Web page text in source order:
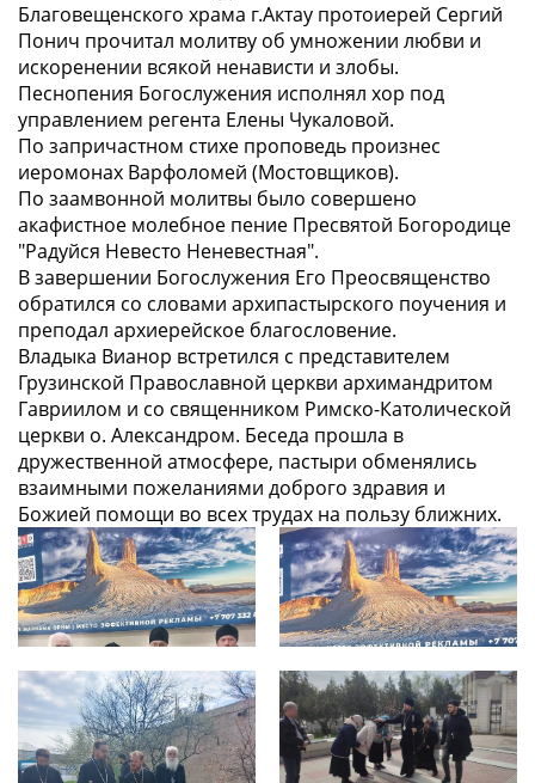
Благовещенского храма г.Актау протоиерей Сергий
Понич прочитал молитву об умножении любви и
искоренении всякой ненависти и злобы.
Песнопения Богослужения исполнял хор под
управлением регента Елены Чукаловой.
По запричастном стихе проповедь произнес
иеромонах Варфоломей (Мостовщиков).
По заамвонной молитвы было совершено
акафистное молебное пение Пресвятой Богородице
"Радуйся Невесто Неневестная".
В завершении Богослужения Его Преосвященство
обратился со словами архипастырского поучения и
преподал архиерейское благословение.
Владыка Вианор встретился с представителем
Грузинской Православной церкви архимандритом
Гавриилом и со священником Римско-Католической
церкви о. Александром. Беседа прошла в
дружественной атмосфере, пастыри обменялись
взаимными пожеланиями доброго здравия и
Божией помощи во всех трудах на пользу ближних.